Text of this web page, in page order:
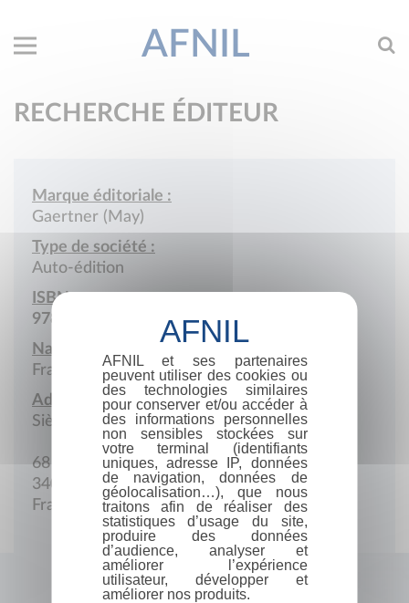
AFNIL
RECHERCHE ÉDITEUR
Marque éditoriale :
Gaertner (May)
Type de société :
Auto-édition
ISBN :
978-2-9510286
Nationalité :
France
Adresse :
Siège social
68 Rue de l'Hermitage
34070 Montpellier
France
AFNIL et ses partenaires
peuvent utiliser des cookies ou
des technologies similaires
pour conserver et/ou accéder à
des informations personnelles
non sensibles stockées sur
votre terminal (identifiants
uniques, adresse IP, données
de navigation, données de
géolocalisation…), que nous
traitons afin de réaliser des
statistiques d’usage du site,
produire des données
d’audience, analyser et
améliorer l’expérience
utilisateur, développer et
améliorer nos produits.